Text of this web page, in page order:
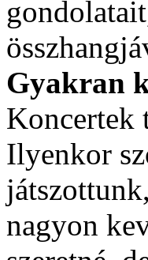
Gyakran
Koncertek
Ilyenkor
nagyon